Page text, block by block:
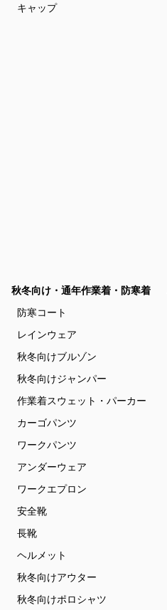
キャップ
秋冬向け・通年作業着・防寒着
防寒コート
レインウェア
秋冬向けブルゾン
秋冬向けジャンパー
作業着スウェット・パーカー
カーゴパンツ
ワークパンツ
アンダーウェア
ワークエプロン
安全靴
長靴
ヘルメット
秋冬向けアウター
秋冬向けポロシャツ